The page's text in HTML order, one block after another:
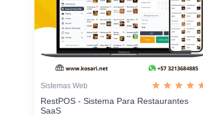
Sistemas Web
RestPOS - Sistema Para Restaurantes
SaaS